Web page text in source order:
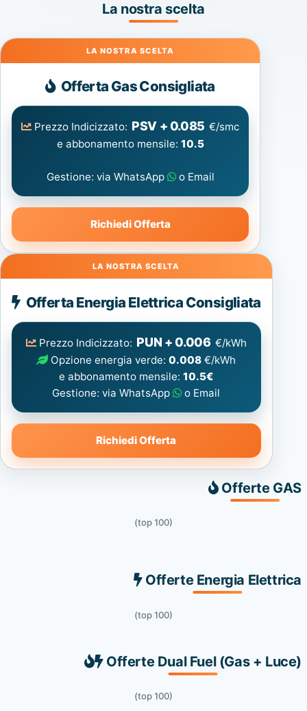
La nostra scelta
Gas
Offerta Gas Consigliata
Prezzo Indicizzato: PSV + 0.085 €/smc
e abbonamento mensile: 10.5
Gestione: via WhatsApp o Email
Richiedi Offerta
Energia
Elettrica
consigliata
Offerta Energia Elettrica Consigliata
Prezzo Indicizzato: PUN + 0.006 €/kWh
Opzione energia verde:0.008 €/kWh
e abbonamento mensile: 10.5€
Gestione: via WhatsApp
o Email
Richiedi Offerta
Offerte GAS
(top 100)
Offerte Energia Elettrica
(top 100)
Offerte Dual Fuel (Gas + Luce)
(top 100)